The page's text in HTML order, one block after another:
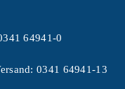
64941-0
0341 64941-13